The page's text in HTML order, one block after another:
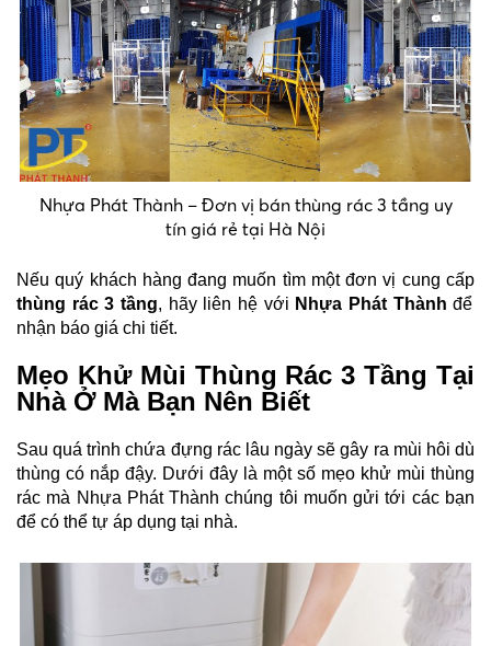
Nhựa Phát Thành – Đơn vị bán thùng rác 3 tầng uy
tín giá rẻ tại Hà Nội
Nếu quý khách hàng đang muốn tìm một đơn vị cung cấp
thùng rác 3 tầng, hãy liên hệ với Nhựa Phát Thành để
nhận báo giá chi tiết.
Mẹo Khử Mùi Thùng Rác 3 Tầng Tại
Nhà Ở Mà Bạn Nên Biết
Sau quá trình chứa đựng rác lâu ngày sẽ gây ra mùi hôi dù
thùng có nắp đậy. Dưới đây là một số mẹo khử mùi thùng
rác mà Nhựa Phát Thành chúng tôi muốn gửi tới các bạn
để có thể tự áp dụng tại nhà.